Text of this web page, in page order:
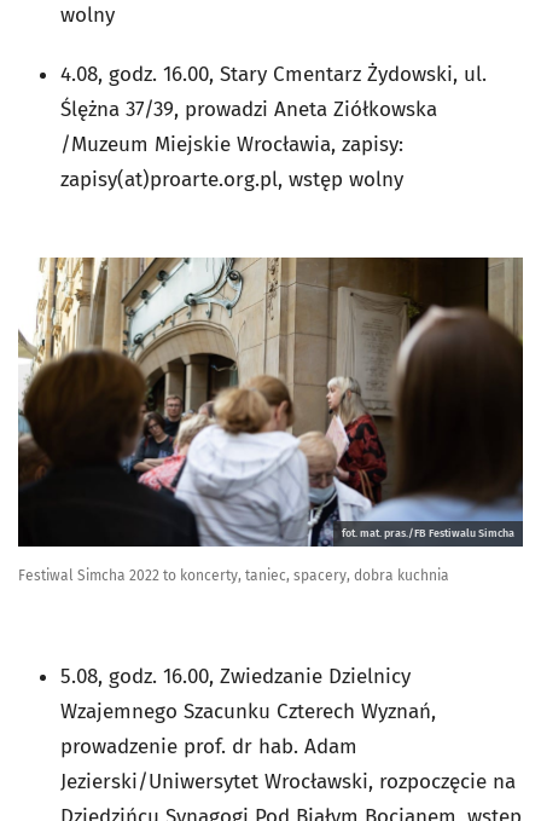
wolny
4.08, godz. 16.00, Stary Cmentarz Żydowski, ul.
Ślężna 37/39, prowadzi Aneta Ziółkowska
/Muzeum Miejskie Wrocławia, zapisy:
zapisy(at)proarte.org.pl, wstęp wolny
fot. mat. pras./FB Festiwalu Simcha
Festiwal Simcha 2022 to koncerty, taniec, spacery, dobra kuchnia
5.08, godz. 16.00, Zwiedzanie Dzielnicy
Wzajemnego Szacunku Czterech Wyznań,
prowadzenie prof. dr hab. Adam
Jezierski/Uniwersytet Wrocławski, rozpoczęcie na